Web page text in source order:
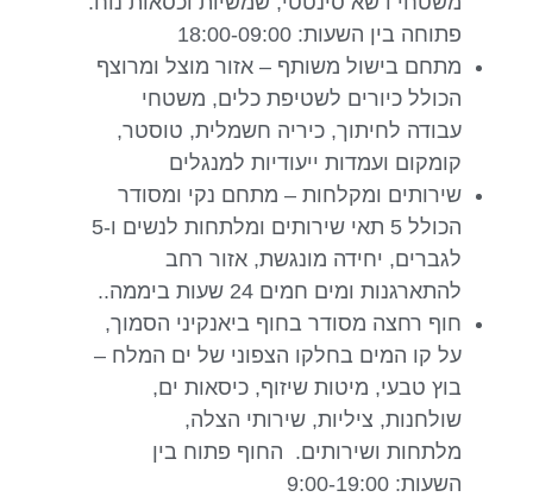
פתוחה בין השעות: 18:00-09:00
מתחם בישול משותף – אזור מוצל ומרוצף
הכולל כיורים לשטיפת כלים, משטחי
עבודה לחיתוך, כיריה חשמלית, טוסטר,
קומקום ועמדות ייעודיות למנגלים
שירותים ומקלחות – מתחם נקי ומסודר
הכולל 5 תאי שירותים ומלתחות לנשים ו-5
לגברים, יחידה מונגשת, אזור רחב
להתארגנות ומים חמים 24 שעות ביממה..
חוף רחצה מסודר בחוף ביאנקיני הסמוך,
על קו המים בחלקו הצפוני של ים המלח –
בוץ טבעי, מיטות שיזוף, כיסאות ים,
שולחנות, ציליות, שירותי הצלה,
מלתחות ושירותים. החוף פתוח בין
השעות: 9:00-19:00